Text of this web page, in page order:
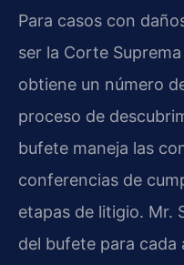
Para casos con
ser la Corte
obtiene un número
proceso de
bufete maneja las
conferencias de
etapas de litigio. Mr.
del bufete para cada